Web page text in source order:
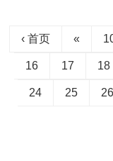
‹ 首页 «
16 17 18
24 25 26